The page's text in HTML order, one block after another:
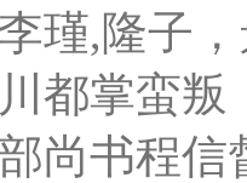
瑾,隆子
都掌蛮叛
尚书程信